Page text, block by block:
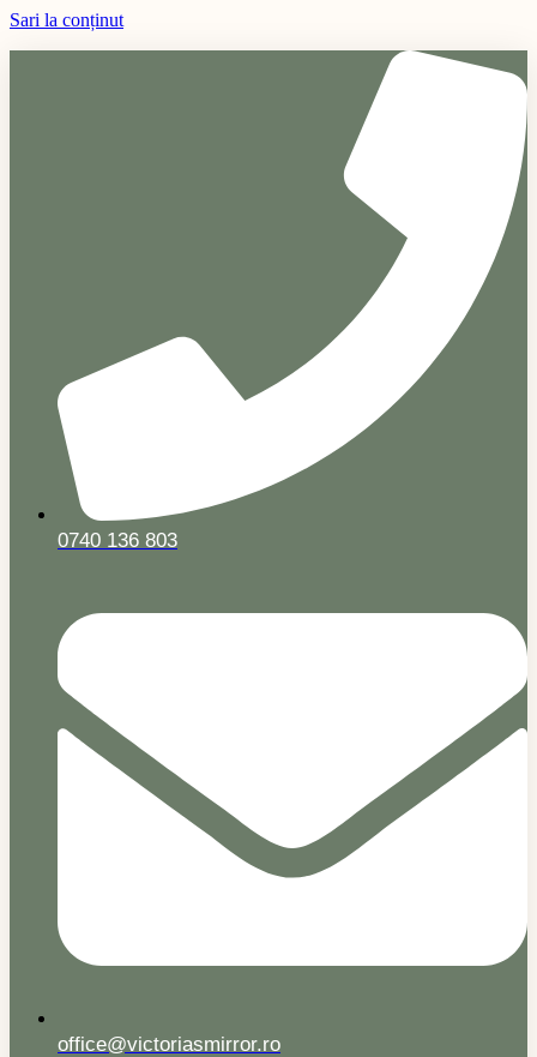
Sari la conținut
0740 136 803
office@victoriasmirror.ro